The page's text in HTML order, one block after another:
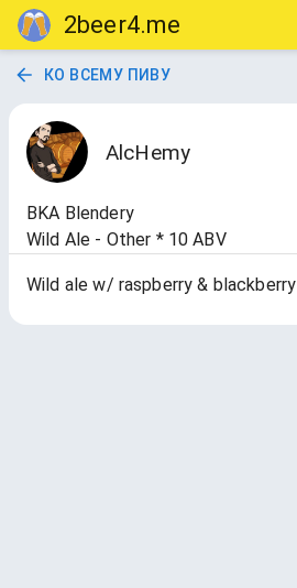
2beer4.me
КО ВСЕМУ ПИВУ
AlcHemy
BKA Blendery
Wild Ale - Other * 10 ABV
Wild ale w/ raspberry & blackberry